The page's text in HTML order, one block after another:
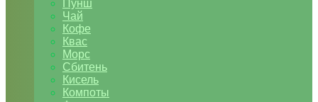
Пунш
Чай
Кофе
Квас
Морс
Сбитень
Кисель
Компоты